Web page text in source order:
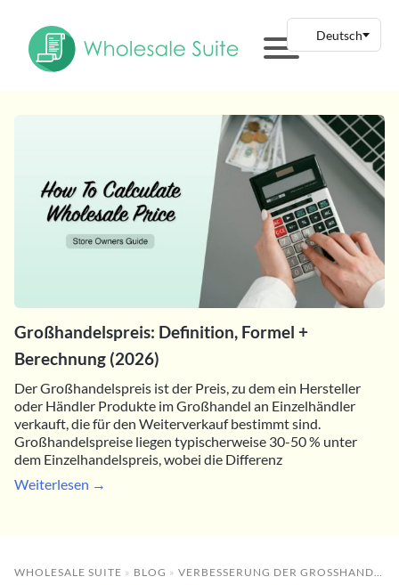
Großhandelspreis: Definition, Formel +
Berechnung (2026)
Der Großhandelspreis ist der Preis, zu dem ein Hersteller
oder Händler Produkte im Großhandel an Einzelhändler
verkauft, die für den Weiterverkauf bestimmt sind.
Großhandelspreise liegen typischerweise 30-50 % unter
dem Einzelhandelspreis, wobei die Differenz
Weiterlesen →
WHOLESALE SUITE » BLOG » VERBESSERUNG DER GROSSHANDELSLEISTUNG